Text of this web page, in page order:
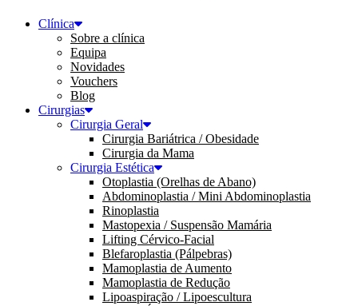
Clínica
Sobre a clínica
Equipa
Novidades
Vouchers
Blog
Cirurgias
Cirurgia Geral
Cirurgia Bariátrica / Obesidade
Cirurgia da Mama
Cirurgia Estética
Otoplastia (Orelhas de Abano)
Abdominoplastia / Mini Abdominoplastia
Rinoplastia
Mastopexia / Suspensão Mamária
Lifting Cérvico-Facial
Blefaroplastia (Pálpebras)
Mamoplastia de Aumento
Mamoplastia de Redução
Lipoaspiração / Lipoescultura